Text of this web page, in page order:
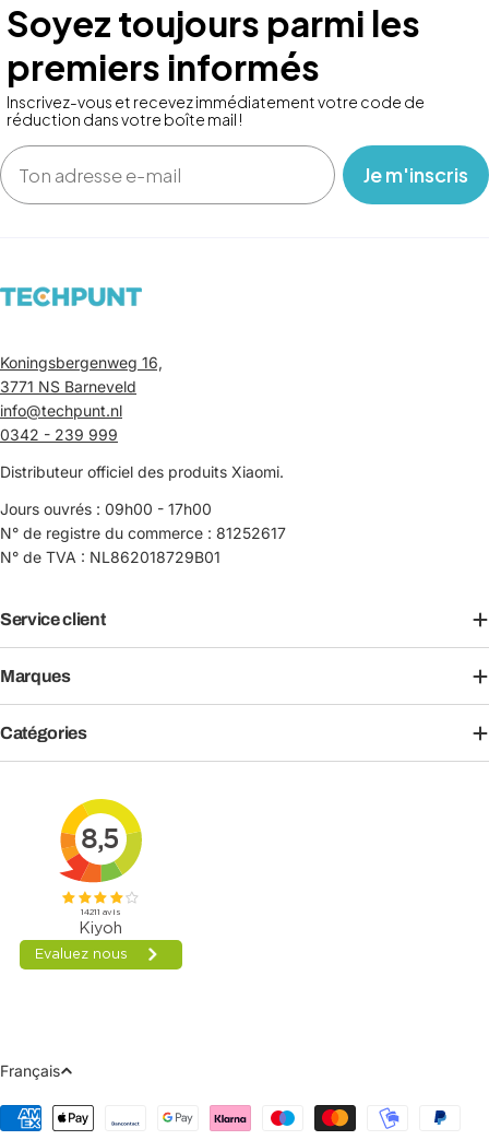
Soyez toujours parmi les
premiers informés
Inscrivez-vous et recevez immédiatement votre code de
réduction dans votre boîte mail !
Email
‎ ‎ ‎ Je m'inscris ‎ ‎ ‎
Koningsbergenweg 16,
3771 NS Barneveld
info@techpunt.nl
0342 - 239 999
Distributeur officiel des produits Xiaomi.
Jours ouvrés : 09h00 - 17h00
N° de registre du commerce : 81252617
N° de TVA : NL862018729B01
Service client
Marques
Catégories
Langue
Français
Moyens